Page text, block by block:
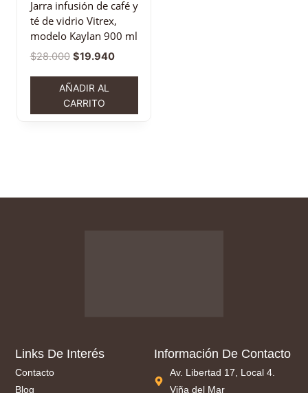
Jarra infusión de café y
té de vidrio Vitrex,
modelo Kaylan 900 ml
$28.000 $19.940
AÑADIR AL
CARRITO
Links De Interés
Contacto
Blog
Información De Contacto
Av. Libertad 17, Local 4.
Viña del Mar